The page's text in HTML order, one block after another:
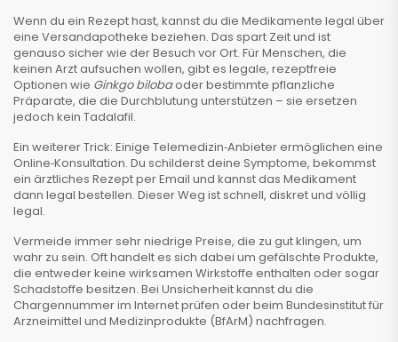
Wenn du ein Rezept hast, kannst du die Medikamente legal über
eine Versandapotheke beziehen. Das spart Zeit und ist
genauso sicher wie der Besuch vor Ort. Für Menschen, die
keinen Arzt aufsuchen wollen, gibt es legale, rezeptfreie
Optionen wie Ginkgo bilobaoder bestimmte pflanzliche
Präparate, die die Durchblutung unterstützen – sie ersetzen
jedoch kein Tadalafil.
Ein weiterer Trick: Einige Telemedizin‑Anbieter ermöglichen eine
Online‑Konsultation. Du schilderst deine Symptome, bekommst
ein ärztliches Rezept per Email und kannst das Medikament
dann legal bestellen. Dieser Weg ist schnell, diskret und völlig
legal.
Vermeide immer sehr niedrige Preise, die zu gut klingen, um
wahr zu sein. Oft handelt es sich dabei um gefälschte Produkte,
die entweder keine wirksamen Wirkstoffe enthalten oder sogar
Schadstoffe besitzen. Bei Unsicherheit kannst du die
Chargennummer im Internet prüfen oder beim Bundesinstitut für
Arzneimittel und Medizinprodukte (BfArM) nachfragen.